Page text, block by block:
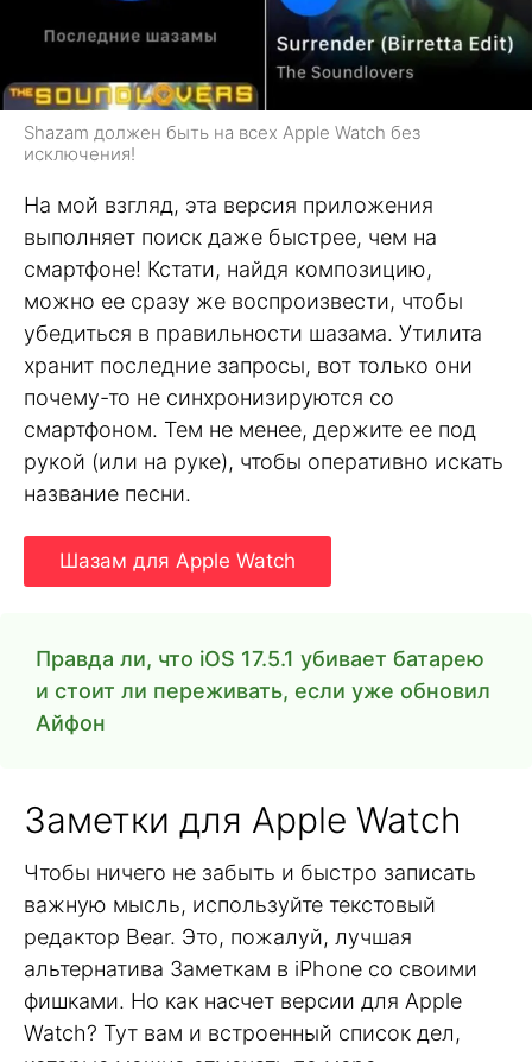
Shazam должен быть на всех Apple Watch без
исключения!
На мой взгляд, эта версия приложения
выполняет поиск даже быстрее, чем на
смартфоне! Кстати, найдя композицию,
можно ее сразу же воспроизвести, чтобы
убедиться в правильности шазама. Утилита
хранит последние запросы, вот только они
почему-то не синхронизируются со
смартфоном. Тем не менее, держите ее под
рукой (или на руке), чтобы оперативно искать
название песни.
Шазам для Apple Watch
Правда ли, что iOS 17.5.1 убивает батарею
и стоит ли переживать, если уже обновил
Айфон
Заметки для Apple Watch
Чтобы ничего не забыть и быстро записать
важную мысль, используйте текстовый
редактор Bear. Это, пожалуй, лучшая
альтернатива Заметкам в iPhone со своими
фишками. Но как насчет версии для Apple
Watch? Тут вам и встроенный список дел,